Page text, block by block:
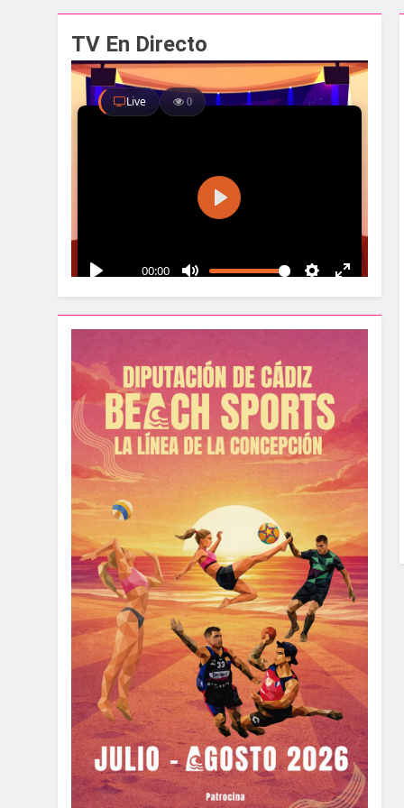
Santa Bárbara
1 Semana Atrás
La Línea
Parques y
La Velada y
La
2 Semanas Atrás
Tráfico especial
2 Semanas Atrás
La feria se
TV En Directo